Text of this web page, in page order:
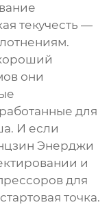
текучесть —
они
для
И если
Энерджи
и
для
точка.